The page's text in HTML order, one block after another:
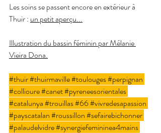
Les soins se passent encore en extérieur à
Thuir : un petit aperçu...
Illustration du bassin féminin par Mélanie
Vieira Dona.
#thuir#thuirmaville#toulouges#perpignan
#collioure#canet#pyreneesorientales
#catalunya#trouillas#66#vivredesapassion
#payscatalan#roussillon#sefairebichonner
#palaudelvidre#synergiefemininea4mains